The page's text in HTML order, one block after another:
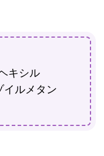
キシル
イルメタン